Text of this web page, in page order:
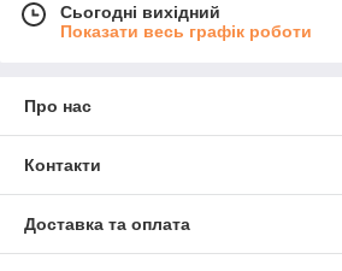
Сьогодні вихідний
Показати весь графік роботи
Про нас
Контакти
Доставка та оплата